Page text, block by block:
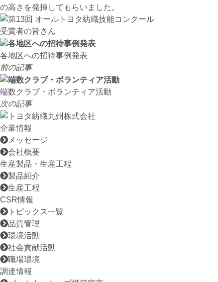
の高さを発揮してもらいました。
受賞者の皆さん
各地区への招待事例発表
前の記事
端数クラブ・ボランティア活動
次の記事
企業情報
メッセージ
会社概要
生産製品・生産工程
製品紹介
生産工程
CSR情報
トピックス一覧
品質管理
環境活動
社会貢献活動
職場環境
調達情報